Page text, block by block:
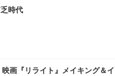
時代
画『リライト』メイキング＆